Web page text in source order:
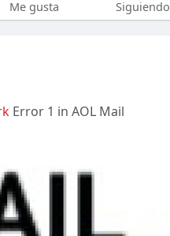
Me gusta Siguiendo
Error 1 in AOL Mail